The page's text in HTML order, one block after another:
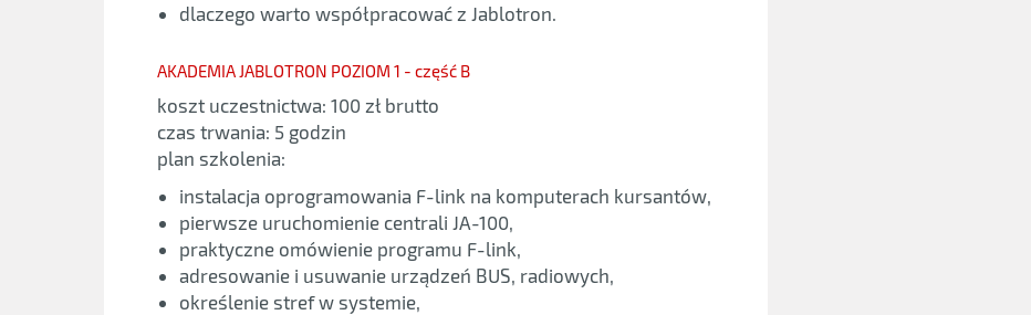
dlaczego warto współpracować z Jablotron.
AKADEMIA JABLOTRON POZIOM 1 - część B
koszt uczestnictwa: 100 zł brutto
czas trwania: 5 godzin
plan szkolenia:
instalacja oprogramowania F-link na komputerach kursantów,
pierwsze uruchomienie centrali JA-100,
praktyczne omówienie programu F-link,
adresowanie i usuwanie urządzeń BUS, radiowych,
określenie stref w systemie,